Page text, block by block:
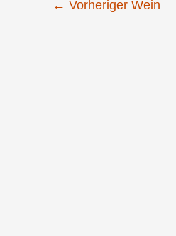
← Vorheriger Wein